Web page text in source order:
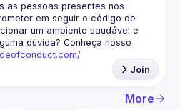
as pessoas presentes nos
em seguir o código de
um ambiente saudável e
dúvida? Conheça nosso
Join
More